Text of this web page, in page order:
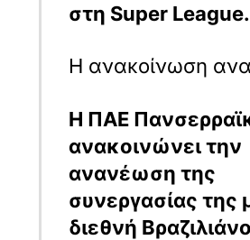
στη Super League.
Η ανακοίνωση
Η ΠΑΕ
ανακοινώνει την
ανανέωση της
συνεργασίας της
διεθνή Βραζιλιάνο